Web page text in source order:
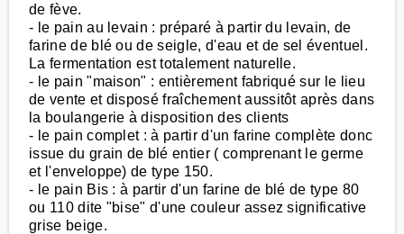
de fève.
- le pain au levain : préparé à partir du levain, de
farine de blé ou de seigle, d'eau et de sel éventuel.
La fermentation est totalement naturelle.
- le pain "maison" : entièrement fabriqué sur le lieu
de vente et disposé fraîchement aussitôt après dans
la boulangerie à disposition des clients
- le pain complet : à partir d'un farine complète donc
issue du grain de blé entier ( comprenant le germe
et l'enveloppe) de type 150.
- le pain Bis : à partir d'un farine de blé de type 80
ou 110 dite "bise" d'une couleur assez significative
grise beige.